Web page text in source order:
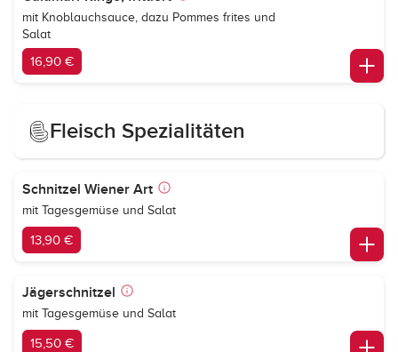
mit Knoblauchsauce, dazu Pommes frites und
Salat
16,90 €
Fleisch Spezialitäten
Schnitzel Wiener Art
mit Tagesgemüse und Salat
13,90 €
Jägerschnitzel
mit Tagesgemüse und Salat
15,50 €